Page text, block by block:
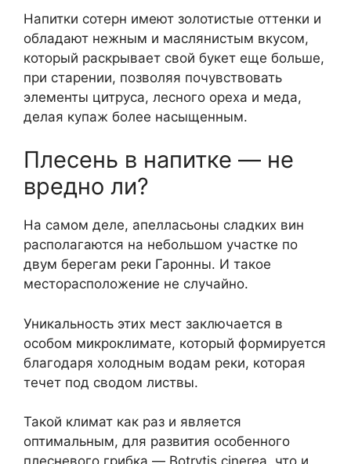
Напитки сотерн имеют золотистые оттенки и
обладают нежным и маслянистым вкусом,
который раскрывает свой букет еще больше,
при старении, позволяя почувствовать
элементы цитруса, лесного ореха и меда,
делая купаж более насыщенным.
Плесень в напитке — не
вредно ли?
На самом деле, апелласьоны сладких вин
располагаются на небольшом участке по
двум берегам реки Гаронны. И такое
месторасположение не случайно.
Уникальность этих мест заключается в
особом микроклимате, который формируется
благодаря холодным водам реки, которая
течет под сводом листвы.
Такой климат как раз и является
оптимальным, для развития особенного